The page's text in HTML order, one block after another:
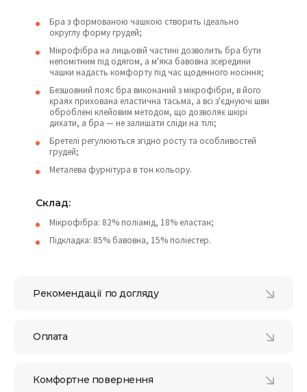
Бра з формованою чашкою створить ідеально
округлу форму грудей;
Мікрофібра на лицьовій частині дозволить бра бути
непомітним під одягом, а м'яка бавовна зсередини
чашки надасть комфорту під час щоденного носіння;
Безшовний пояс бра виконаний з мікрофібри, в його
краях прихована еластична тасьма, а всі з'єднуючі шви
оброблені клейовим методом, що дозволяє шкірі
дихати, а бра — не залишати сліди на тілі;
Бретелі регулюються згідно росту та особливостей
грудей;
Металева фурнітура в тон кольору.
Склад:
Мікрофібра: 82% поліамід, 18% еластан;
Підкладка: 85% бавовна, 15% поліестер.
Рекомендації по догляду
Оплата
Комфортне повернення